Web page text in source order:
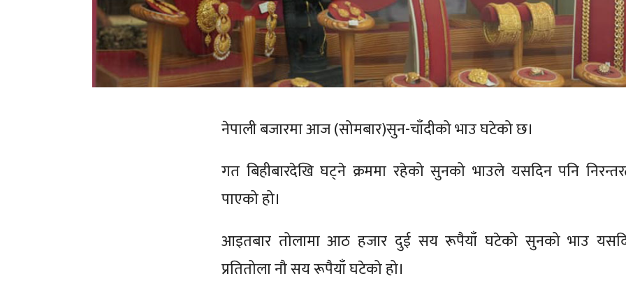
नेपाली बजारमा आज (सोमबार)सुन-चाँदीको भाउ घटेको छ।
गत बिहीबारदेखि घट्ने क्रममा रहेको सुनको भाउले यसदिन पनि
पाएको हो।
आइतबार तोलामा आठ हजार दुई सय रूपैयाँ घटेको सुनको भाउ
प्रतितोला नौ सय रूपैयाँ घटेको हो।